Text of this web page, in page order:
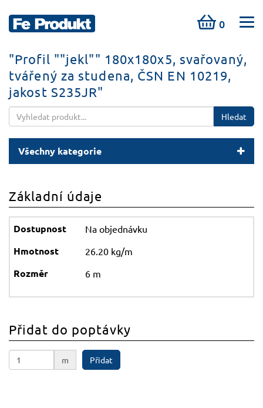
0
"Profil ""jekl"" 180x180x5, svařovaný,
tvářený za studena, ČSN EN 10219,
jakost S235JR"
Hledat
Všechny kategorie
Základní údaje
Na objednávku
26.20 kg/m
6 m
Přidat do poptávky
m Přidat